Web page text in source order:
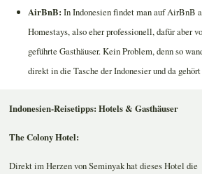
AirBnB: In Indonesien findet man auf AirBnB
Homestays, also eher professionell, dafür aber
geführte Gasthäuser. Kein Problem, denn so
direkt in die Tasche der Indonesier und da
Indonesien-Reisetipps: Hotels & Gasthäuser
The Colony Hotel:
Direkt im Herzen von Seminyak hat dieses Hotel die